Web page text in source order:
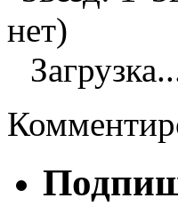
нет)